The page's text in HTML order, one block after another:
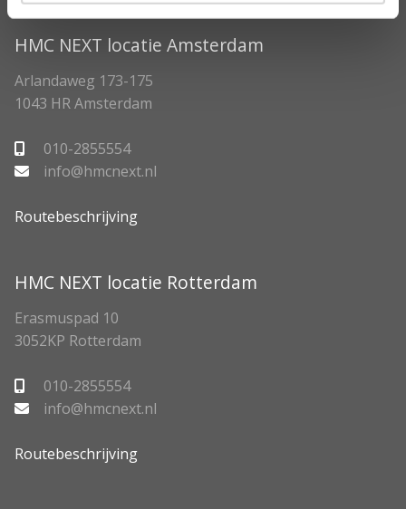
HMC NEXT locatie Amsterdam
Arlandaweg 173-175
1043 HR Amsterdam
010-2855554
info@hmcnext.nl
Routebeschrijving
HMC NEXT locatie Rotterdam
Erasmuspad 10
3052KP Rotterdam
010-2855554
info@hmcnext.nl
Routebeschrijving